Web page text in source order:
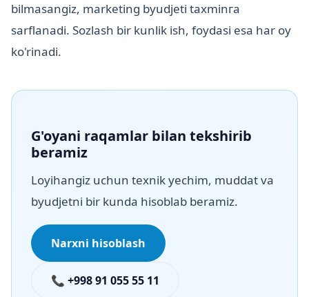
bilmasangiz, marketing byudjeti taxminга
sarflanadi. Sozlash bir kunlik ish, foydasi esa har oy
ko'rinadi.
G'oyani raqamlar bilan tekshirib
beramiz
Loyihangiz uchun texnik yechim, muddat va
byudjetni bir kunda hisoblab beramiz.
Narxni hisoblash
📞 +998 91 055 55 11